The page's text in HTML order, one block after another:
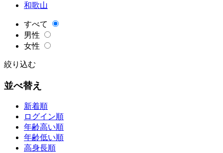
和歌山
すべて
男性
女性
絞り込む
並べ替え
新着順
ログイン順
年齢高い順
年齢低い順
高身長順